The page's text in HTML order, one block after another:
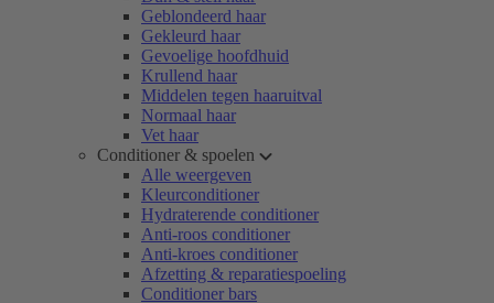
Geblondeerd haar
Gekleurd haar
Gevoelige hoofdhuid
Krullend haar
Middelen tegen haaruitval
Normaal haar
Vet haar
Conditioner & spoelen
Alle weergeven
Kleurconditioner
Hydraterende conditioner
Anti-roos conditioner
Anti-kroes conditioner
Afzetting & reparatiespoeling
Conditioner bars